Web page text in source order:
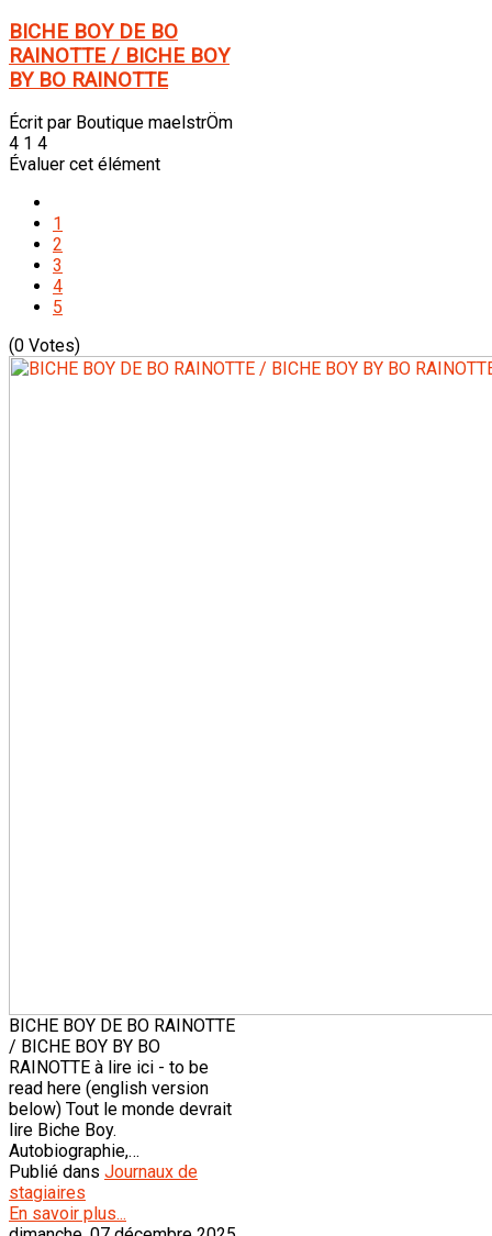
BICHE BOY DE BO
RAINOTTE / BICHE BOY
BY BO RAINOTTE
Écrit par Boutique maelstrÖm
4 1 4
Évaluer cet élément
1
2
3
4
5
(0 Votes)
BICHE BOY DE BO RAINOTTE
/ BICHE BOY BY BO
RAINOTTE à lire ici - to be
read here (english version
below) Tout le monde devrait
lire Biche Boy.
Autobiographie,…
Publié dans Journaux de
stagiaires
En savoir plus...